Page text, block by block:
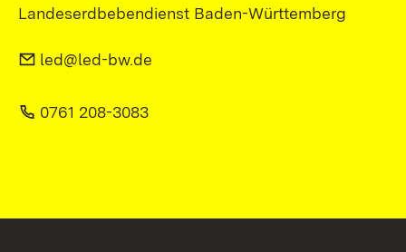
Landeserdbebendienst Baden-Württemberg
led@led-bw.de
0761 208-3083